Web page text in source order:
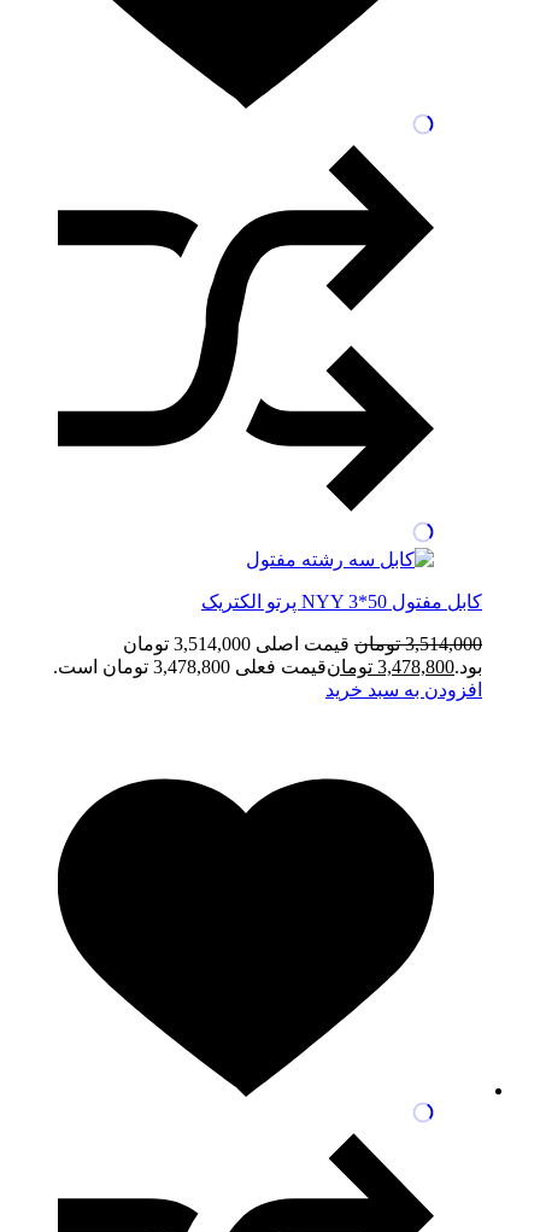
کابل مفتول NYY 3*50 پرتو الکتریک
3,514,000 تومان
قیمت اصلی 3,514,000 تومان
بود.3,478,800 تومانقیمت فعلی 3,478,800 تومان است.
افزودن به سبد خرید